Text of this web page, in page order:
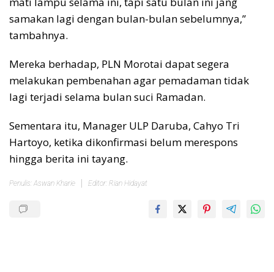
samakan lagi dengan bulan-bulan sebelumnya,”
tambahnya.
Mereka berhadap, PLN Morotai dapat segera
melakukan pembenahan agar pemadaman tidak
lagi terjadi selama bulan suci Ramadan.
Sementara itu, Manager ULP Daruba, Cahyo Tri
Hartoyo, ketika dikonfirmasi belum merespons
hingga berita ini tayang.
Penulis: Aswan Kharie Editor: Rian Hidayat